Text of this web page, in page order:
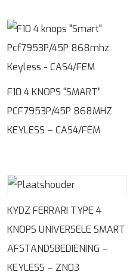
F10 4 KNOPS “SMART”
PCF7953P/45P 868MHZ
KEYLESS – CAS4/FEM
KYDZ FERRARI TYPE 4
KNOPS UNIVERSELE SMART
AFSTANDSBEDIENING –
KEYLESS – ZN03